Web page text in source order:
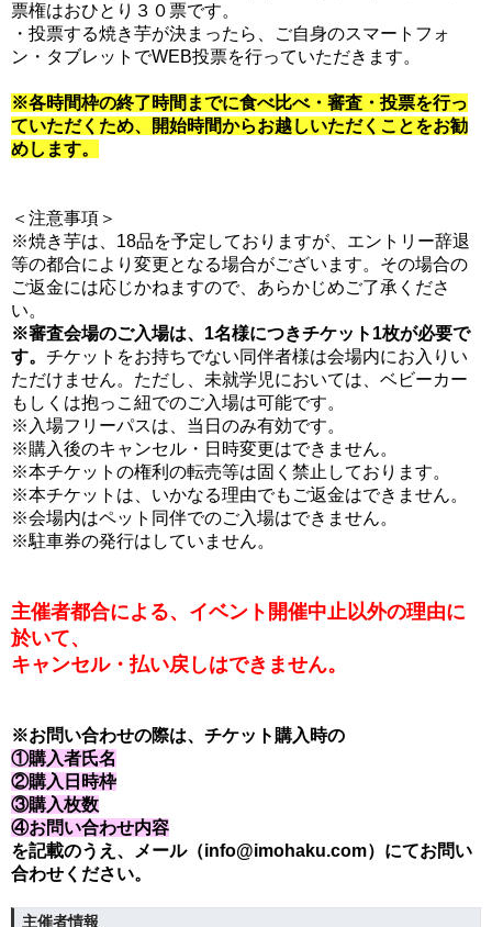
票権はおひとり３０票です。
・投票する焼き芋が決まったら、ご自身のスマートフォ
ン・タブレットでWEB投票を行っていただきます。
※各時間枠の終了時間までに食べ比べ・審査・投票を行っ
ていただくため、開始時間からお越しいただくことをお勧
めします。
＜注意事項＞
※焼き芋は、18品を予定しておりますが、エントリー辞退
等の都合により変更となる場合がございます。その場合の
ご返金には応じかねますので、あらかじめご了承くださ
い。
※審査会場のご入場は、1名様につきチケット1枚が必要で
す。 チケットをお持ちでない同伴者様は会場内にお入りい
ただけません。ただし、未就学児においては、ベビーカー
もしくは抱っこ紐でのご入場は可能です。
※入場フリーパスは、当日のみ有効です。
※購入後のキャンセル・日時変更はできません。
※本チケットの権利の転売等は固く禁止しております。
※本チケットは、いかなる理由でもご返金はできません。
※会場内はペット同伴でのご入場はできません。
※駐車券の発行はしていません。
主催者都合による、イベント開催中止以外の理由に
於いて、
キャンセル・払い戻しはできません。
※お問い合わせの際は、チケット購入時の
①購入者氏名
②購入日時枠
③購入枚数
④お問い合わせ内容
を記載のうえ、メール（info@imohaku.com）にてお問い
合わせください。
主催者情報